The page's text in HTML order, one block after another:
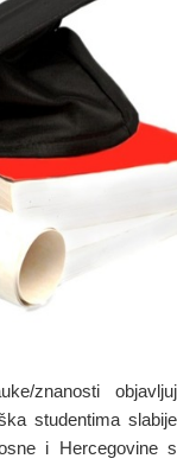
znanosti
studentima
i Hercegovine